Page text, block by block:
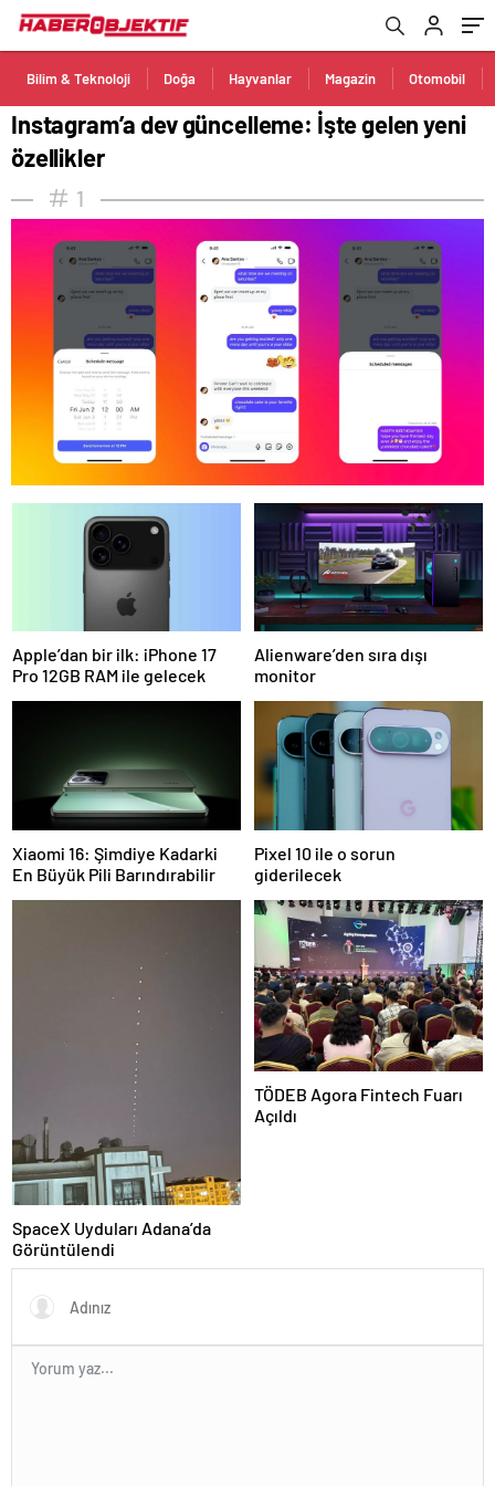
Bilim & Teknoloji Doğa Hayvanlar Magazin Otomobil
Instagram’a dev güncelleme: İşte gelen yeni
özellikler
1
Apple’dan bir ilk: iPhone 17
Pro 12GB RAM ile gelecek
Alienware’den sıra dışı
monitor
Xiaomi 16: Şimdiye Kadarki
En Büyük Pili Barındırabilir
Pixel 10 ile o sorun
giderilecek
SpaceX Uyduları Adana’da
Görüntülendi
TÖDEB Agora Fintech Fuarı
Açıldı